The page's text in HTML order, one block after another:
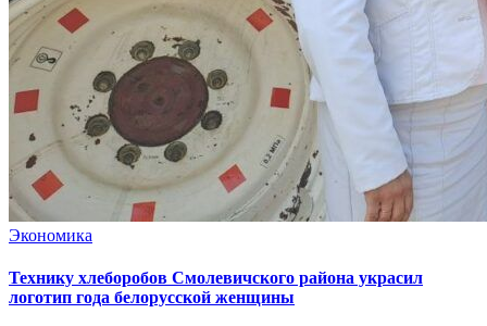
Экономика
Технику хлеборобов Смолевичского района украсил
логотип года белорусской женщины